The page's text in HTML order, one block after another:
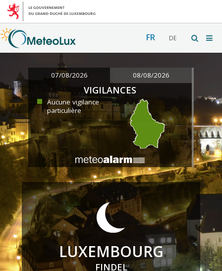
FR DE
07/08/2026 08/08/2026
VIGILANCES
Aucune vigilance
particulière
LUXEMBOURG
FINDEL